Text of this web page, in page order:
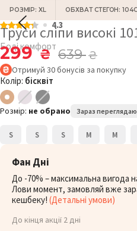
РОЗМІР: XL ОБХВАТ СТЕГОН:
4.3
Труси сліпи високі
Боді комфорт
299₴ 639₴
Отримуй 30бонусів за покупку
Колір: бісквіт
Розмір: не обрано Зараз
S S S M M
Фан Дні
До -70% – максимальна вигода
Лови момент, замовляй вже
кешбеку! (Детальні умови)
До кінця акції 2 дні